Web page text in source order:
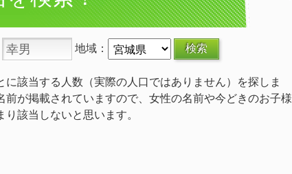
地域：
に該当する人数（実際の人口ではありません）を探しま
前が掲載されていますので、女性の名前や今どきのお子様
該当しないと思います。